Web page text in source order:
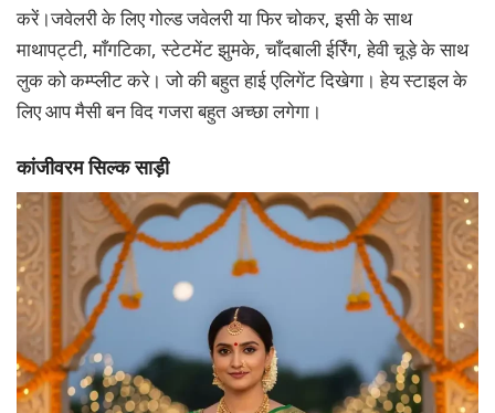
करें।जवेलरी के लिए गोल्ड जवेलरी या फिर चोकर, इसी के साथ
माथापट्टी, माँगटिका, स्टेटमेंट झुमके, चाँदबाली ईर्रिंग, हेवी चूड़े के साथ
लुक को कम्प्लीट करे। जो की बहुत हाई एलिगेंट दिखेगा। हेय स्टाइल के
लिए आप मैसी बन विद गजरा बहुत अच्छा लगेगा।
कांजीवरम सिल्क साड़ी